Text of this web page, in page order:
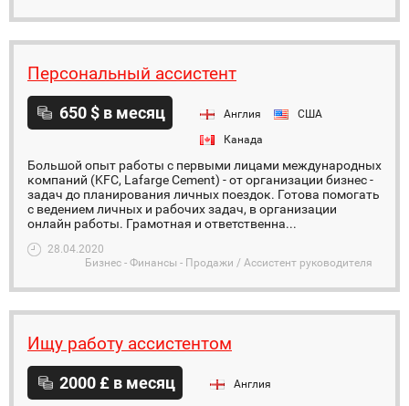
Персональный ассистент
650 $ в месяц Англия
США
Канада
Большой опыт работы с первыми лицами международных
компаний (KFC, Lafarge Cement) - от организации бизнес -
задач до планирования личных поездок. Готова помогать
с ведением личных и рабочих задач, в организации
онлайн работы. Грамотная и ответственна...
28.04.2020
Бизнес - Финансы - Продажи / Ассистент руководителя
Ищу работу ассистентом
2000 £ в месяц Англия